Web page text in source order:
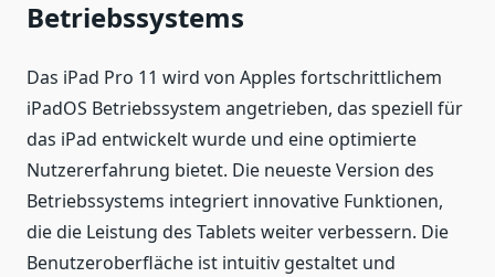
Betriebssystems
Das iPad Pro 11 wird von Apples fortschrittlichem
iPadOS Betriebssystem angetrieben, das speziell für
das iPad entwickelt wurde und eine optimierte
Nutzererfahrung bietet. Die neueste Version des
Betriebssystems integriert innovative Funktionen,
die die Leistung des Tablets weiter verbessern. Die
Benutzeroberfläche ist intuitiv gestaltet und